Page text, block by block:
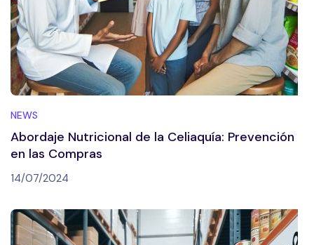
NEWS
Abordaje Nutricional de la Celiaquía: Prevención
en las Compras
14/07/2024